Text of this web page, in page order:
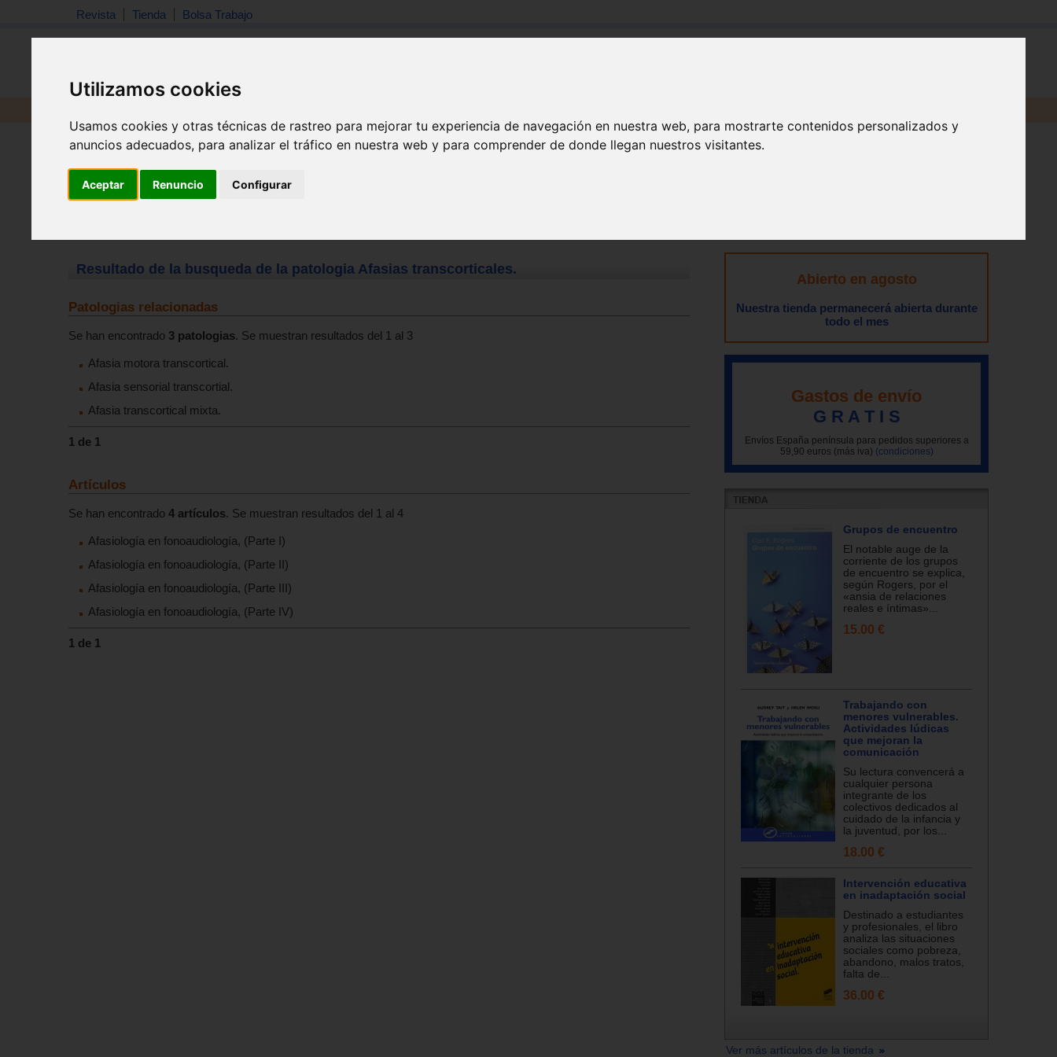
Utilizamos cookies
Usamos cookies y otras técnicas de rastreo para mejorar tu experiencia de navegación en nuestra web, para mostrarte contenidos personalizados y
anuncios adecuados, para analizar el tráfico en nuestra web y para comprender de donde llegan nuestros visitantes.
Aceptar Renuncio Configurar
Revista Tienda Bolsa Trabajo
Resultado de la busqueda de la patologia Afasias transcorticales.
Patologias relacionadas
Se han encontrado 3 patologias. Se muestran resultados del 1 al 3
Afasia motora transcortical.
Afasia sensorial transcortial.
Afasia transcortical mixta.
1 de 1
Artículos
Se han encontrado 4 artículos. Se muestran resultados del 1 al 4
Afasiología en fonoaudiología, (Parte I)
Afasiología en fonoaudiología, (Parte II)
Afasiología en fonoaudiología, (Parte III)
Afasiología en fonoaudiología, (Parte IV)
1 de 1
Abierto en agosto
Nuestra tienda permanecerá abierta durante
todo el mes
Gastos de envío
G R A T I S
Envíos España península para pedidos superiores a
59,90 euros (más iva) (condiciones)
Grupos de encuentro
El notable auge de la
corriente de los grupos
de encuentro se explica,
según Rogers, por el
«ansia de relaciones
reales e íntimas»...
15.00 €
Trabajando con
menores vulnerables.
Actividades lúdicas
que mejoran la
comunicación
Su lectura convencerá a
cualquier persona
integrante de los
colectivos dedicados al
cuidado de la infancia y
la juventud, por los...
18.00 €
Intervención educativa
en inadaptación social
Destinado a estudiantes
y profesionales, el libro
analiza las situaciones
sociales como pobreza,
abandono, malos tratos,
falta de...
36.00 €
Ver más artículos de la tienda